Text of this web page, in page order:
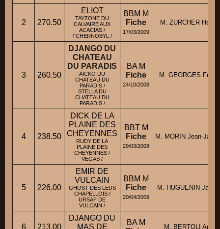
2 270.50
ELIOT
TAYZONE DU
CALVAIRE AUX
ACACIAS /
TCHERNOBYL /
BBM M
Fiche
17/03/2009
M. ZURCHER
3 260.50
DJANGO DU
CHATEAU
DU PARADIS
AICKO DU
CHATEAU DU
PARADIS /
STELLA DU
CHATEAU DU
PARADIS /
BA M
Fiche
24/10/2008
M. GEORGES
4 238.50
DICK DE LA
PLAINE DES
CHEYENNES
RUDY DE LA
PLAINE DES
CHEYENNES /
VEGAS /
BBT M
Fiche
29/03/2008
M. MORIN Jean-
5 226.00
EMIR DE
VULCAIN
GHOST DES LEUS
CHAPELLOIS /
URSAF DE
VULCAIN /
BBM M
Fiche
20/04/2009
M. HUGUENIN
6 213.00
DJANGO DU
MAS DE
BA M
M. BERTOLI Andre